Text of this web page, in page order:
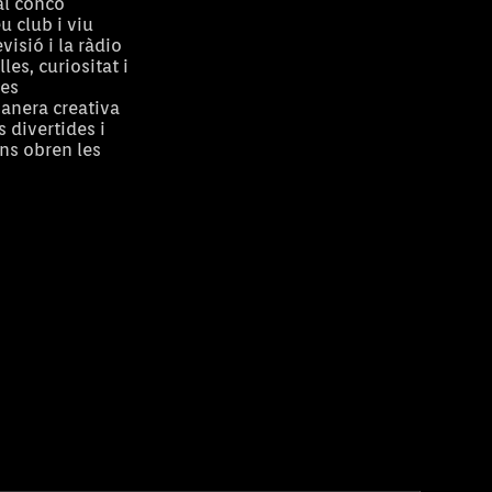
conco
club i viu
i la ràdio
curiositat i
creativa
divertides i
obren les